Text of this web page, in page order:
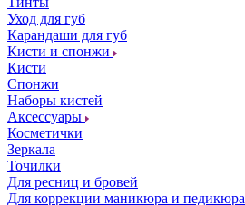
Уход для губ
Карандаши для губ
Кисти и спонжи
Кисти
Спонжи
Наборы кистей
Аксессуары
Косметички
Зеркала
Точилки
Для ресниц и бровей
Для коррекции маникюра и педикюра